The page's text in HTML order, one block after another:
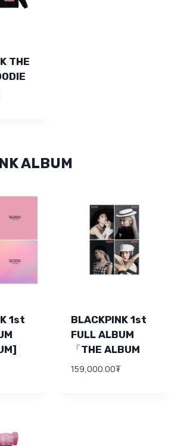
THE
ALBUM
1st
BLACKPINK 1st
FULL ALBUM
「THE ALBUM
159,000.00₮